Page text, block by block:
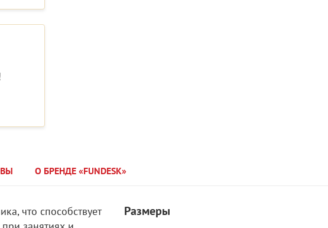
О БРЕНДЕ «FUNDESK»
что способствует
Размеры